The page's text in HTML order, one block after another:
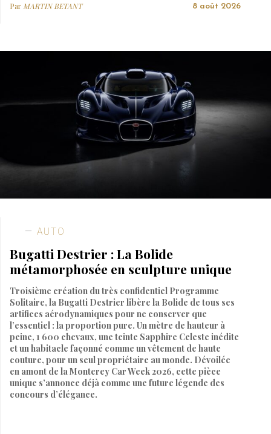
Par MARTIN BETANT 8 août 2026
AUTO
Bugatti Destrier : La Bolide
métamorphosée en sculpture unique
Troisième création du très confidentiel Programme
Solitaire, la Bugatti Destrier libère la Bolide de tous ses
artifices aérodynamiques pour ne conserver que
l’essentiel : la proportion pure. Un mètre de hauteur à
peine, 1 600 chevaux, une teinte Sapphire Celeste inédite
et un habitacle façonné comme un vêtement de haute
couture, pour un seul propriétaire au monde. Dévoilée
en amont de la Monterey Car Week 2026, cette pièce
unique s’annonce déjà comme une future légende des
concours d’élégance.